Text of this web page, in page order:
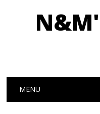
Main menu
MENU